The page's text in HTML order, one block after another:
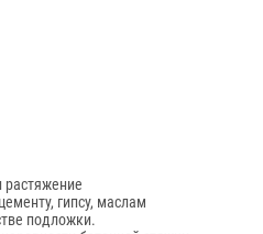
растяжение
гипсу, маслам
подложки.